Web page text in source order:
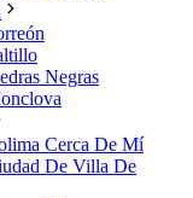
Negras
Cerca De Mí
De Villa De